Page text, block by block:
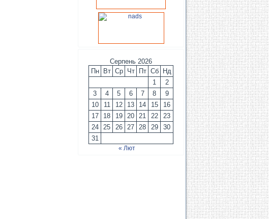
Серпень 2026
Пн
Вт Ср Чт Пт Сб
Нд
1
2
3
4 5 6 7 8
9
10
11 12 13 14 15
16
17
18 19 20 21 22
23
24
25 26 27 28 29
30
31
« Лют